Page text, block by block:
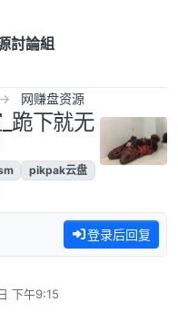
討論組
网赚盘资源
跪下就无
pikpak云盘
登录后回复
下午9:15